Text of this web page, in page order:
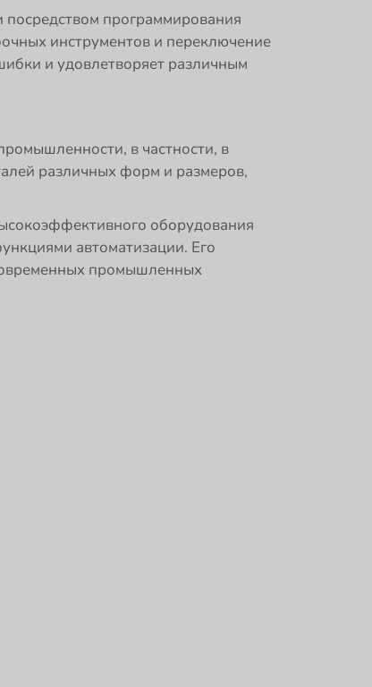
программирования
инструментов и переключение
и удовлетворяет различным
в частности, в
различных форм и размеров,
оборудования
автоматизации. Его
промышленных